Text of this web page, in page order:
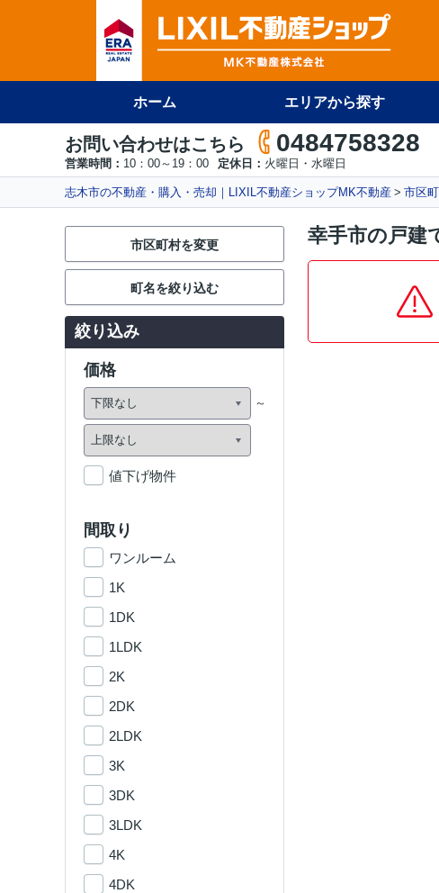
ホーム エリアから探す
お問い合わせはこちら 0484758328
営業時間： 10：00～19：00 定休日： 火曜日・水曜日
志木市の不動産・購入・売却｜LIXIL不動産ショップMK不動産 市区
幸手市の戸建
市区町村を変更
町名を絞り込む
絞り込み
価格
値下げ物件
間取り
ワンルーム
1K
1DK
1LDK
2K
2DK
2LDK
3K
3DK
3LDK
4K
4DK